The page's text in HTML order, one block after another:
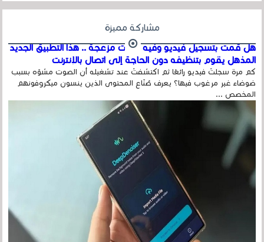
مشاركة مميزة
هل قمت بتسجيل فيديو وفيه أصوت مزعجة .. هذا التطبيق الجديد
المذهل يقوم بتنظيفه دون الحاجة إلى اتصال بالإنترنت
كم مرة سجلتَ فيديو رائعًا ثم اكتشفتَ عند تشغيله أن الصوت مشوّه بسبب
ضوضاء غير مرغوب فيها؟ يعرف صُنّاع المحتوى الذين ينسون ميكروفونهم
المخصص ...